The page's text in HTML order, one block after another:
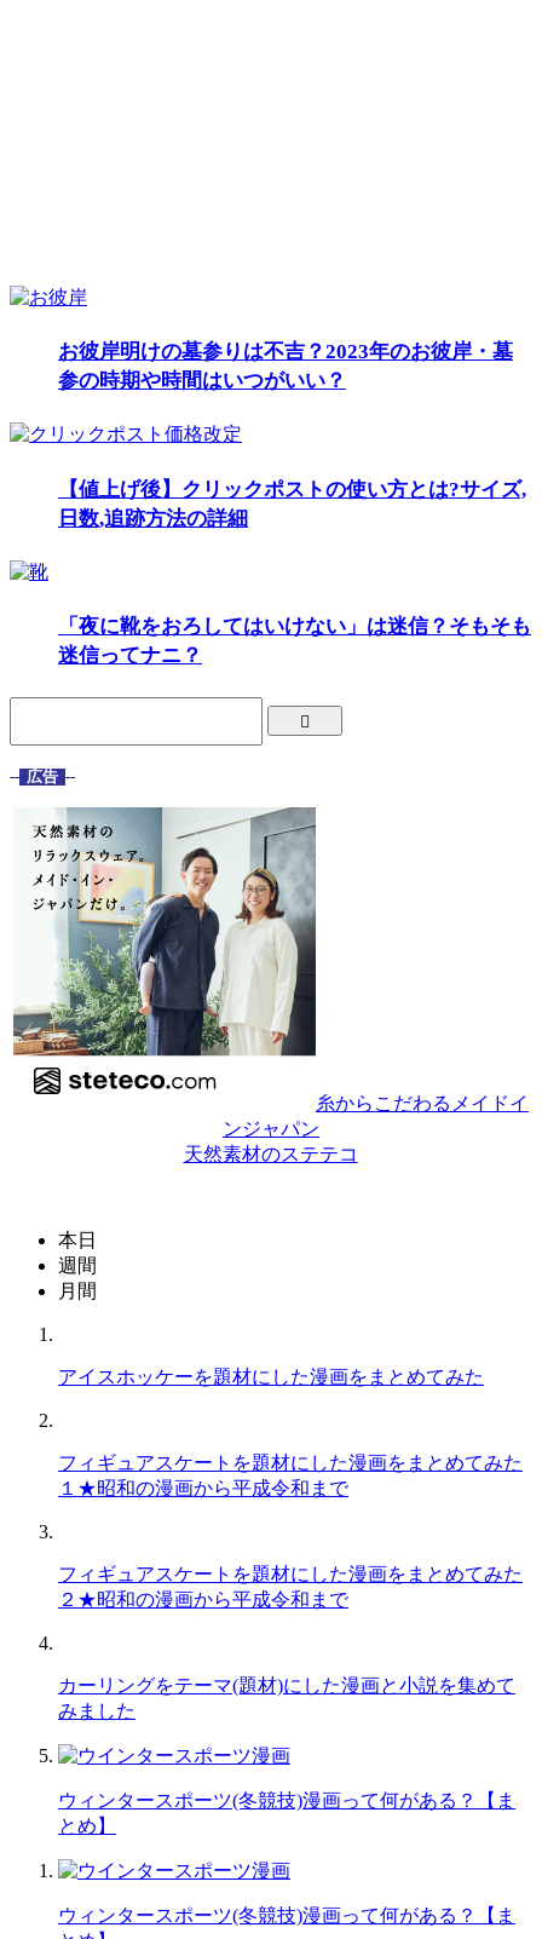
お彼岸明けの墓参りは不吉？2023年のお彼岸・墓
参の時期や時間はいつがいい？
【値上げ後】クリックポストの使い方とは?サイズ,
日数,追跡方法の詳細
「夜に靴をおろしてはいけない」は迷信？そもそも
迷信ってナニ？
-- 広告 --
糸からこだわるメイドイ
ンジャパン
天然素材のステテコ
本日
週間
月間
アイスホッケーを題材にした漫画をまとめてみた
フィギュアスケートを題材にした漫画をまとめてみた
１★昭和の漫画から平成令和まで
フィギュアスケートを題材にした漫画をまとめてみた
２★昭和の漫画から平成令和まで
カーリングをテーマ(題材)にした漫画と小説を集めて
みました
ウィンタースポーツ(冬競技)漫画って何がある？【ま
とめ】
ウィンタースポーツ(冬競技)漫画って何がある？【ま